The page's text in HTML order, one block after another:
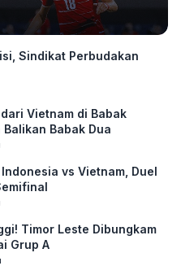
Sindikat Perbudakan
Vietnam di Babak
Balikan Babak Dua
vs Vietnam, Duel
Timor Leste Dibungkam
Grup A